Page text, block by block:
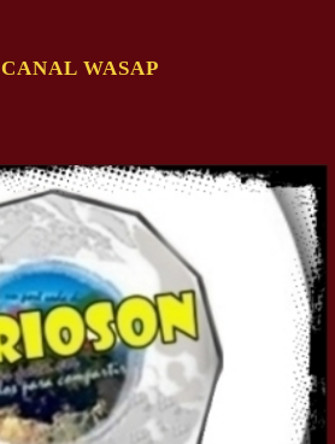
CANAL WASAP